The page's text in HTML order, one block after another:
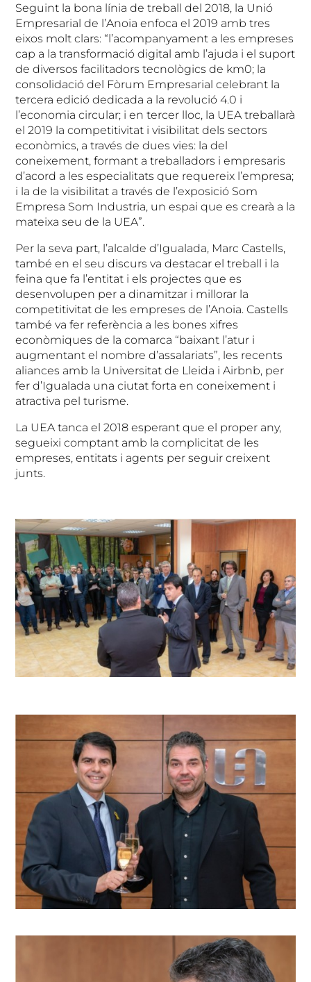
Seguint la bona línia de treball del 2018, la Unió
Empresarial de l’Anoia enfoca el 2019 amb tres
eixos molt clars: “l’acompanyament a les empreses
cap a la transformació digital amb l’ajuda i el suport
de diversos facilitadors tecnològics de km0; la
consolidació del Fòrum Empresarial celebrant la
tercera edició dedicada a la revolució 4.0 i
l’economia circular; i en tercer lloc, la UEA treballarà
el 2019 la competitivitat i visibilitat dels sectors
econòmics, a través de dues vies: la del
coneixement, formant a treballadors i empresaris
d’acord a les especialitats que requereix l’empresa;
i la de la visibilitat a través de l’exposició Som
Empresa Som Industria, un espai que es crearà a la
mateixa seu de la UEA”.
Per la seva part, l’alcalde d’Igualada, Marc Castells,
també en el seu discurs va destacar el treball i la
feina que fa l’entitat i els projectes que es
desenvolupen per a dinamitzar i millorar la
competitivitat de les empreses de l’Anoia. Castells
també va fer referència a les bones xifres
econòmiques de la comarca “baixant l’atur i
augmentant el nombre d’assalariats”, les recents
aliances amb la Universitat de Lleida i Airbnb, per
fer d’Igualada una ciutat forta en coneixement i
atractiva pel turisme.
La UEA tanca el 2018 esperant que el proper any,
segueixi comptant amb la complicitat de les
empreses, entitats i agents per seguir creixent
junts.